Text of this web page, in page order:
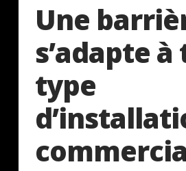
Une
s’adapte
type